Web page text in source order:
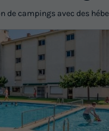
de campings avec des